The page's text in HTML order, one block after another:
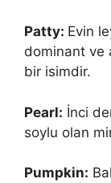
Patty: Evin
dominant ve
bir isimdir.
Pearl: İnci
soylu olan
Pumpkin: